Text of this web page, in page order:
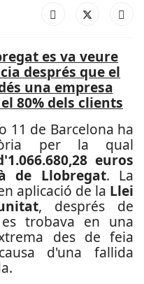
es va veure
després que el
una empresa
80% dels clients
11 de Barcelona ha
per la qual
euros
de Llobregat. La
aplicació de la Llei
, després de
trobava en una
des de feia
d'una fallida